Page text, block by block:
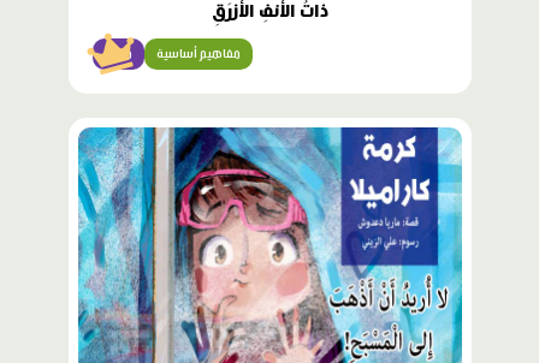
ذاتُ الأنفِ الأزرَقِ
متقن مفاهيم أساسية
محتوى
مميّز